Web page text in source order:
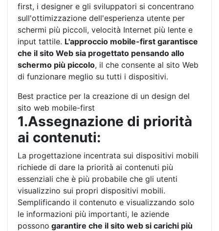
first, i designer e gli sviluppatori si concentrano
sull'ottimizzazione dell'esperienza utente per
schermi più piccoli, velocità Internet più lente e
input tattile. L'approccio mobile-first garantisce
che il sito Web sia progettato pensando allo
schermo più piccolo, il che consente al sito Web
di funzionare meglio su tutti i dispositivi.
Best practice per la creazione di un design del
sito web mobile-first
1.Assegnazione di priorità
ai contenuti:
La progettazione incentrata sui dispositivi mobili
richiede di dare la priorità ai contenuti più
essenziali che è più probabile che gli utenti
visualizzino sui propri dispositivi mobili.
Semplificando il contenuto e visualizzando solo
le informazioni più importanti, le aziende
possono garantire che il sito web si carichi più